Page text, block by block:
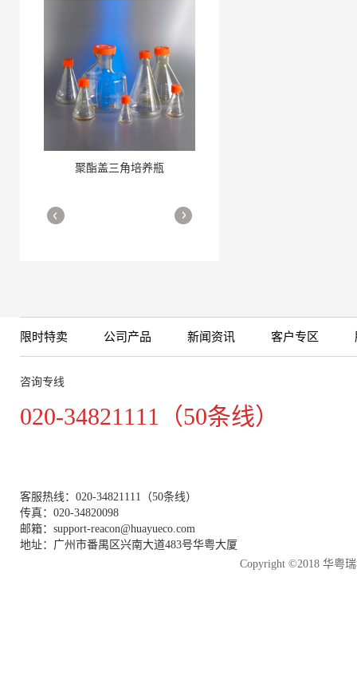
聚酯盖三角培养瓶
细胞培养瓶
More
限时特卖 公司产品 新闻资讯 客户专区
咨询专线
020-34821111（50条线）
客服热线：020-34821111（50条线）
传真：020-34820098
邮箱：support-reacon@huayueco.com
地址：广州市番禺区兴南大道483号华粤大厦
Copyright ©2018 华粤